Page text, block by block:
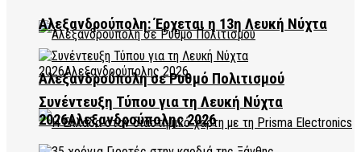
Αλεξανδρούπολη σε Ρυθμό Πολιτισμού
Αλεξανδρούπολη: Έρχεται η 13η Λευκή Νύχτα
Συνέντευξη Τύπου για τη Λευκή Νύχτα
2026Αλεξανδρούπολης 2026